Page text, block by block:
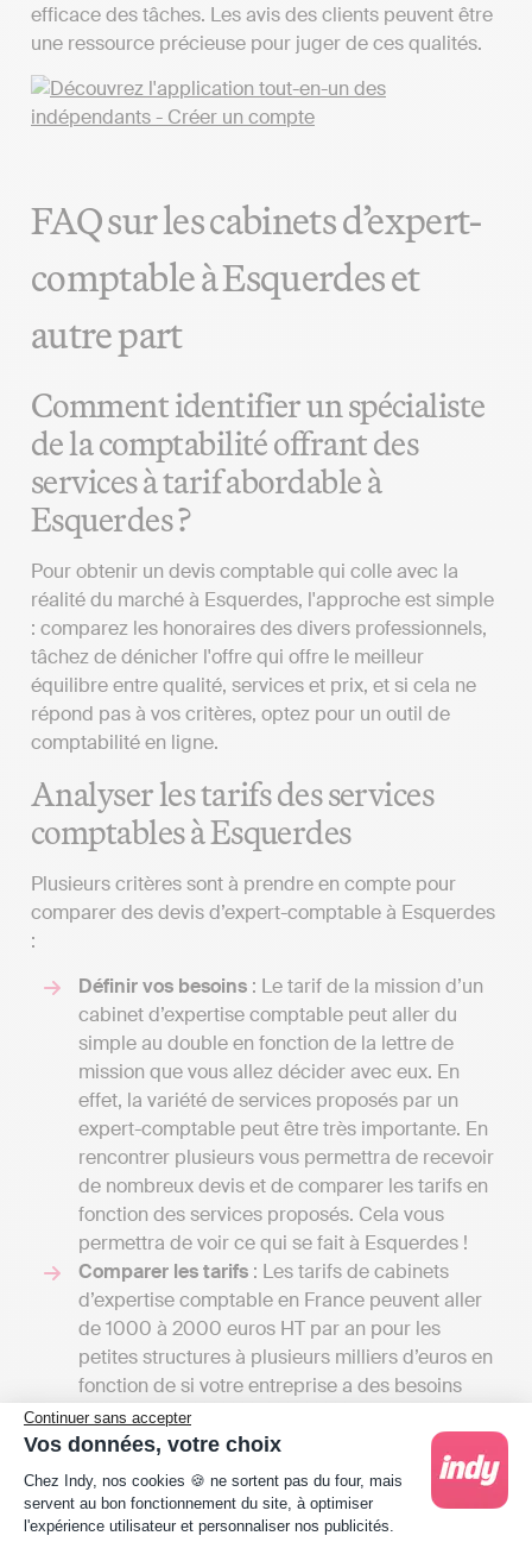
Continuer sans accepter
Vos données, votre choix
Plateforme de Gestion du Consentement :
Chez Indy, nos cookies 🍪 ne sortent pas du four, mais
servent au bon fonctionnement du site, à optimiser
l'expérience utilisateur et personnaliser nos publicités.
efficace des tâches. Les avis des clients peuvent être
une ressource précieuse pour juger de ces qualités.
FAQ sur les cabinets d’expert-
comptable à Esquerdes et
autre part
Comment identifier un spécialiste
de la comptabilité offrant des
services à tarif abordable à
Esquerdes ?
Pour obtenir un devis comptable qui colle avec la
réalité du marché à Esquerdes, l'approche est simple
: comparez les honoraires des divers professionnels,
tâchez de dénicher l'offre qui offre le meilleur
équilibre entre qualité, services et prix, et si cela ne
répond pas à vos critères, optez pour un outil de
comptabilité en ligne.
Analyser les tarifs des services
comptables à Esquerdes
Plusieurs critères sont à prendre en compte pour
comparer des devis d’expert-comptable à Esquerdes
:
Définir vos besoins : Le tarif de la mission d’un
cabinet d’expertise comptable peut aller du
simple au double en fonction de la lettre de
mission que vous allez décider avec eux. En
effet, la variété de services proposés par un
expert-comptable peut être très importante. En
rencontrer plusieurs vous permettra de recevoir
de nombreux devis et de comparer les tarifs en
fonction des services proposés. Cela vous
permettra de voir ce qui se fait à Esquerdes !
Comparer les tarifs : Les tarifs de cabinets
d’expertise comptable en France peuvent aller
de 1000 à 2000 euros HT par an pour les
petites structures à plusieurs milliers d’euros en
fonction de si votre entreprise a des besoins
simples de comptabilité de trésorerie ou une
comptabilité d’engagement avec gestion de la
paie, budget prévisionnel etc.
A titre de comparaison, une solution en ligne
comme Indy coûte entre 240 € et 588 € / an HT